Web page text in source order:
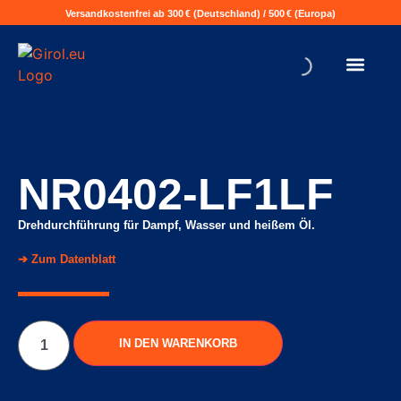
Versandkostenfrei ab 300 € (Deutschland) / 500 € (Europa)
NR0402-LF1LF
Drehdurchführung für Dampf, Wasser und heißem Öl.
➔ Zum Datenblatt
IN DEN WARENKORB